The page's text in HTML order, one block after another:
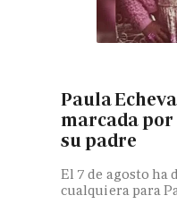
Paula
marcada
su padre
El 7 de agosto ha
cualquiera para